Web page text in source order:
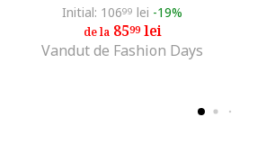
Initial: 10699 lei -19%
de la8599lei
Vandut de Fashion Days